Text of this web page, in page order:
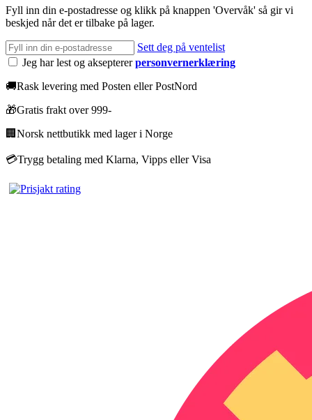
Fyll inn din e-postadresse og klikk på knappen 'Overvåk' så gir vi
beskjed når det er tilbake på lager.
Sett deg på ventelist
Jeg har lest og akseptererpersonvernerklæring
🚚Rask levering med Posten eller PostNord
🎁Gratis frakt over 999-
🏢 Norsk nettbutikk med lager i Norge
💳Trygg betaling med Klarna, Vipps eller Visa